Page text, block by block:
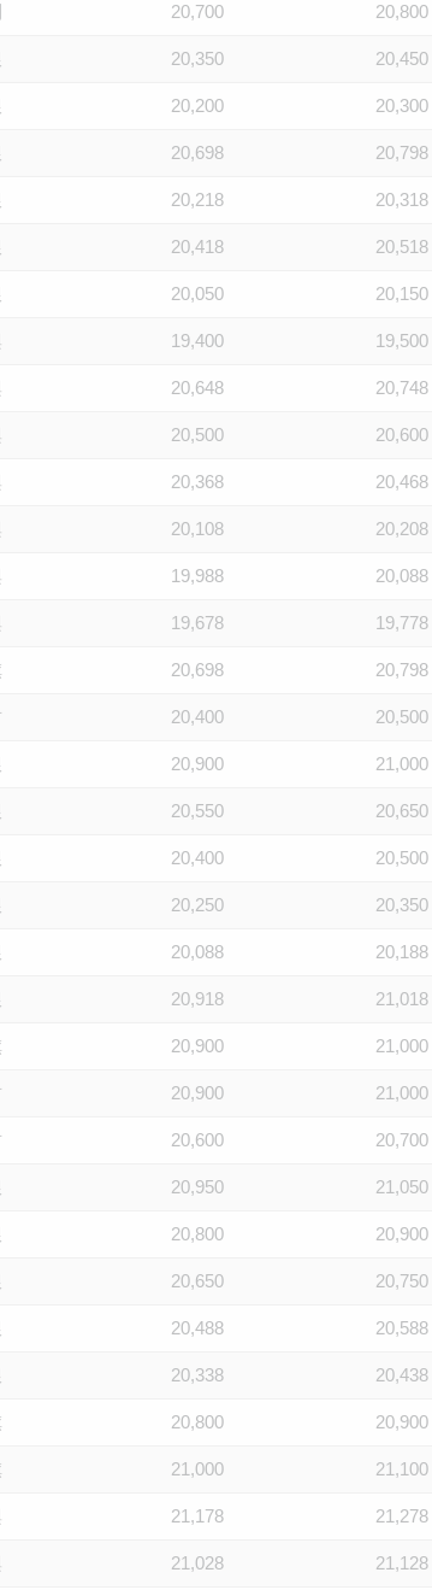
20,700 20,800
20,350 20,450
20,200 20,300
20,698 20,798
20,218 20,318
20,418 20,518
20,050 20,150
19,400 19,500
20,648 20,748
20,500 20,600
20,368 20,468
20,108 20,208
19,988 20,088
19,678 19,778
20,698 20,798
20,400 20,500
20,900 21,000
20,550 20,650
20,400 20,500
20,250 20,350
20,088 20,188
20,918 21,018
20,900 21,000
20,900 21,000
20,600 20,700
20,950 21,050
20,800 20,900
20,650 20,750
20,488 20,588
20,338 20,438
20,800 20,900
21,000 21,100
21,178 21,278
21,028 21,128